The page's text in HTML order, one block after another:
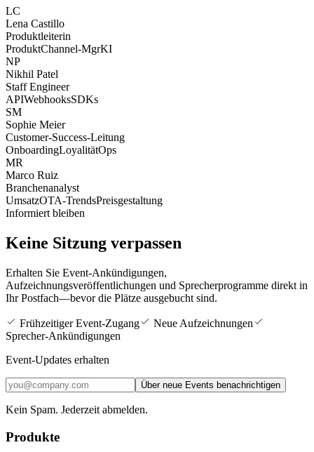
LC
Lena Castillo
Produktleiterin
ProduktChannel-MgrKI
NP
Nikhil Patel
Staff Engineer
APIWebhooksSDKs
SM
Sophie Meier
Customer-Success-Leitung
OnboardingLoyalitätOps
MR
Marco Ruiz
Branchenanalyst
UmsatzOTA-TrendsPreisgestaltung
Informiert bleiben
Keine Sitzung verpassen
Erhalten Sie Event-Ankündigungen,
Aufzeichnungsveröffentlichungen und Sprecherprogramme direkt in
Ihr Postfach—bevor die Plätze ausgebucht sind.
Frühzeitiger Event-Zugang
Neue Aufzeichnungen
Sprecher-Ankündigungen
Event-Updates erhalten
Über neue Events benachrichtigen
Kein Spam. Jederzeit abmelden.
Produkte